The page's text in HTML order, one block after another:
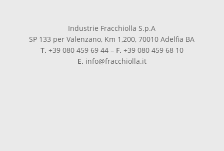
Industrie Fracchiolla S.p.A
SP 133 per Valenzano, Km 1,200, 70010 Adelfia BA
T. +39 080 459 69 44 – F. +39 080 459 68 10
E. info@fracchiolla.it